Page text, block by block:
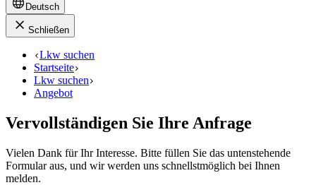
Deutsch
Schließen
Lkw suchen
Startseite
Lkw suchen
Angebot
Vervollständigen Sie Ihre Anfrage
Vielen Dank für Ihr Interesse. Bitte füllen Sie das untenstehende
Formular aus, und wir werden uns schnellstmöglich bei Ihnen
melden.